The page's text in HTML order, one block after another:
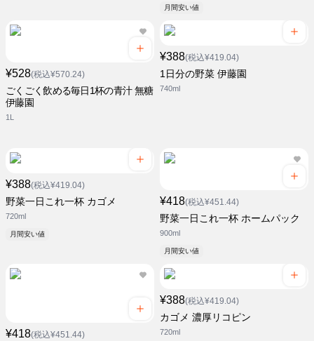
月間安い値
¥528(税込¥570.24)
ごくごく飲める毎日1杯の青汁 無糖
伊藤園
1L
¥388(税込¥419.04)
1日分の野菜 伊藤園
740ml
¥388(税込¥419.04)
野菜一日これ一杯 カゴメ
720ml
月間安い値
¥418(税込¥451.44)
野菜一日これ一杯 ホームパック
900ml
月間安い値
¥418(税込¥451.44)
¥388(税込¥419.04)
カゴメ 濃厚リコピン
720ml